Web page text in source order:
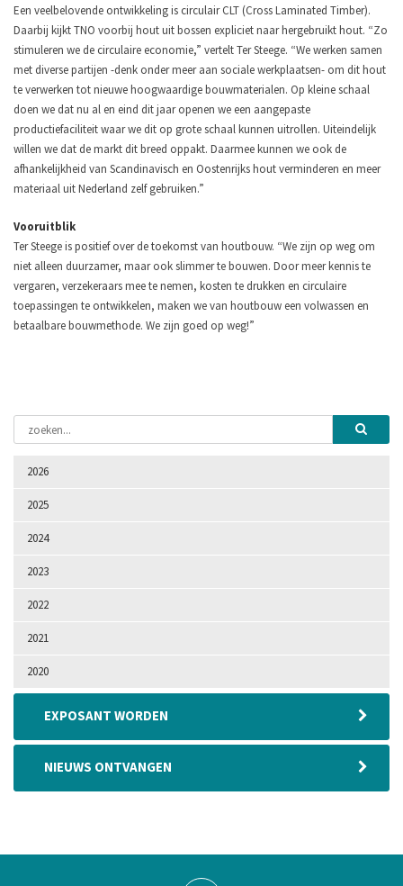
2026
2025
2024
2023
2022
2021
2020
EXPOSANT WORDEN
NIEUWS ONTVANGEN
Een veelbelovende ontwikkeling is circulair CLT (Cross Laminated Timber).
Daarbij kijkt TNO voorbij hout uit bossen expliciet naar hergebruikt hout. “Zo
stimuleren we de circulaire economie,” vertelt Ter Steege. “We werken samen
met diverse partijen -denk onder meer aan sociale werkplaatsen- om dit hout
te verwerken tot nieuwe hoogwaardige bouwmaterialen. Op kleine schaal
doen we dat nu al en eind dit jaar openen we een aangepaste
productiefaciliteit waar we dit op grote schaal kunnen uitrollen. Uiteindelijk
willen we dat de markt dit breed oppakt. Daarmee kunnen we ook de
afhankelijkheid van Scandinavisch en Oostenrijks hout verminderen en meer
materiaal uit Nederland zelf gebruiken.”
Vooruitblik
Ter Steege is positief over de toekomst van houtbouw. “We zijn op weg om
niet alleen duurzamer, maar ook slimmer te bouwen. Door meer kennis te
vergaren, verzekeraars mee te nemen, kosten te drukken en circulaire
toepassingen te ontwikkelen, maken we van houtbouw een volwassen en
betaalbare bouwmethode. We zijn goed op weg!”